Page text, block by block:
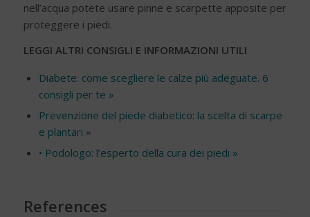
nell’acqua potete usare pinne e scarpette apposite per
proteggere i piedi.
LEGGI ALTRI CONSIGLI E INFORMAZIONI UTILI
Diabete: come scegliere le calze più adeguate. 6
consigli per te »
Prevenzione del piede diabetico: la scelta di scarpe
e plantari »
• Podologo: l’esperto della cura dei piedi »
References